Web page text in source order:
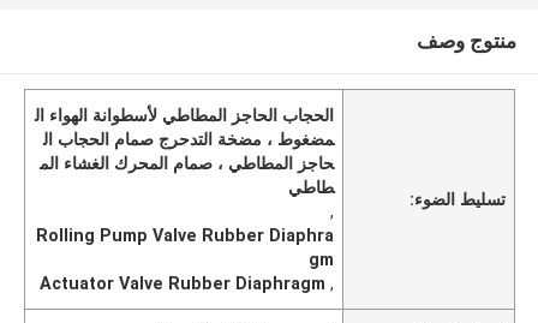
منتوج وصف
تسليط الضوء:
الحجاب الحاجز المطاطي لأسطوانة الهواء ال
مضغوط ، مضخة التدحرج صمام الحجاب ال
حاجز المطاطي ، صمام المحرك الغشاء الم
طاطي
,
Rolling Pump Valve Rubber Diaphra
gm
,
Actuator Valve Rubber Diaphragm